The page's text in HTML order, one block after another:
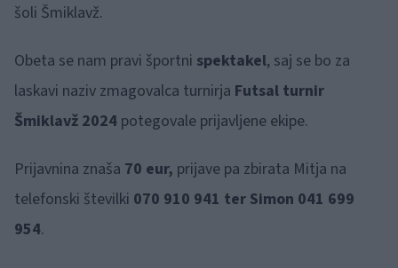
šoli Šmiklavž.
Obeta se nam pravi športni spektakel, saj se bo za
laskavi naziv zmagovalca turnirja Futsal turnir
Šmiklavž 2024 potegovale prijavljene ekipe.
Prijavnina znaša 70 eur, prijave pa zbirata Mitja na
telefonski številki 070 910 941 ter Simon 041 699
954.